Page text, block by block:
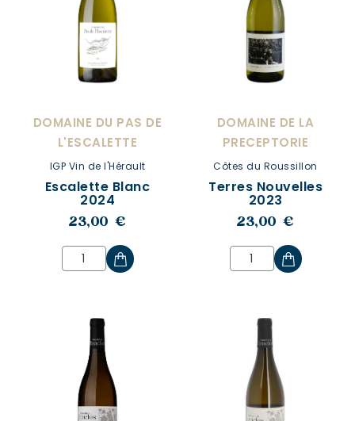
DOMAINE DU PAS DE
L'ESCALETTE
IGP Vin de l'Hérault
Escalette Blanc
2024
23,00 €
DOMAINE DE LA
PRECEPTORIE
Côtes du Roussillon
Terres Nouvelles
2023
23,00 €